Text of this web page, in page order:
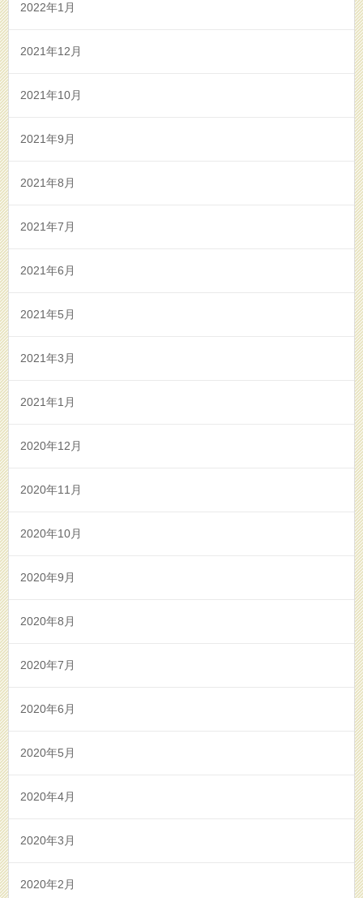
2022年1月
2021年12月
2021年10月
2021年9月
2021年8月
2021年7月
2021年6月
2021年5月
2021年3月
2021年1月
2020年12月
2020年11月
2020年10月
2020年9月
2020年8月
2020年7月
2020年6月
2020年5月
2020年4月
2020年3月
2020年2月